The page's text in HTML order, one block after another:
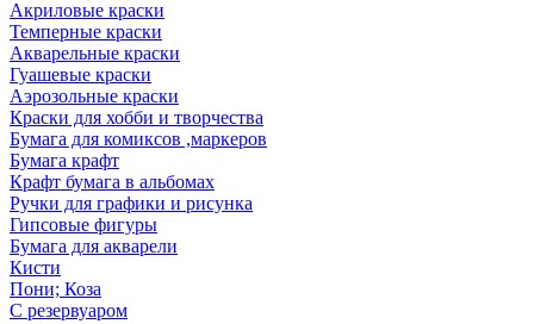
Акриловые краски
Темперные краски
Акварельные краски
Гуашевые краски
Аэрозольные краски
Краски для хобби и творчества
Бумага для комиксов ,маркеров
Бумага крафт
Крафт бумага в альбомах
Ручки для графики и рисунка
Гипсовые фигуры
Бумага для акварели
Кисти
Пони; Коза
С резервуаром